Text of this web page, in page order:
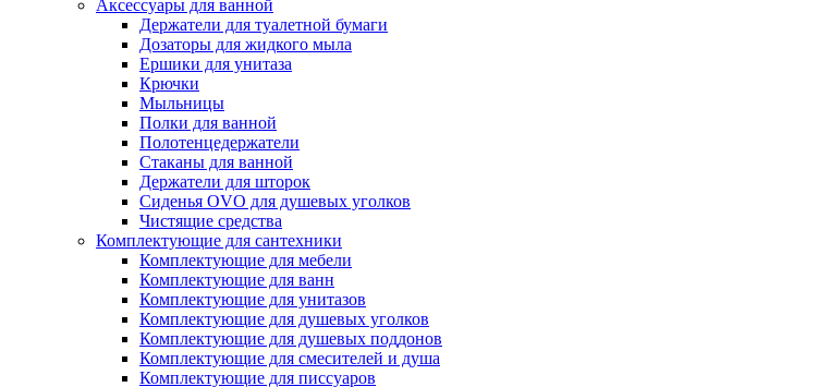
Аксессуары для ванной
Держатели для туалетной бумаги
Дозаторы для жидкого мыла
Ершики для унитаза
Крючки
Мыльницы
Полки для ванной
Полотенцедержатели
Стаканы для ванной
Держатели для шторок
Сиденья OVO для душевых уголков
Чистящие средства
Комплектующие для сантехники
Комплектующие для мебели
Комплектующие для ванн
Комплектующие для унитазов
Комплектующие для душевых уголков
Комплектующие для душевых поддонов
Комплектующие для смесителей и душа
Комплектующие для писсуаров